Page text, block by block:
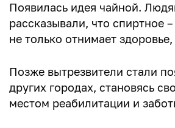
Появилась идея чайной.
рассказывали, что спиртное
не только отнимает
Позже вытрезвители стали
других городах, становясь
местом реабилитации и